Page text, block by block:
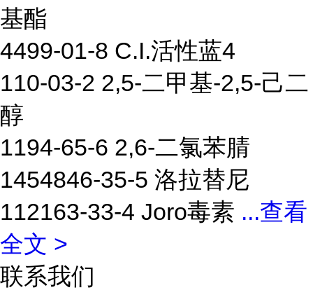
基酯
4499-01-8 C.I.活性蓝4
110-03-2 2,5-二甲基-2,5-己二
醇
1194-65-6 2,6-二氯苯腈
1454846-35-5 洛拉替尼
112163-33-4 Joro毒素 ...查看
全文 >
联系我们